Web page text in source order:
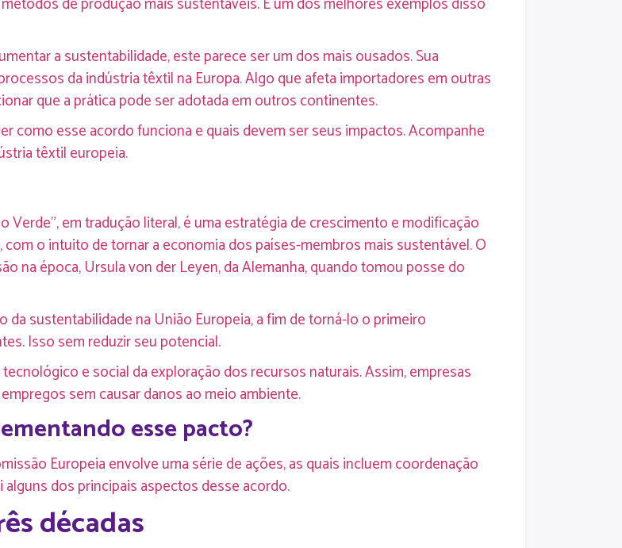
a sustentabilidade, este parece ser um dos mais ousados. Sua
da indústria têxtil na Europa. Algo que afeta importadores em outras
que a prática pode ser adotada em outros continentes.
como esse acordo funciona e quais devem ser seus impactos. Acompanhe
têxtil europeia.
Verde”, em tradução literal, é uma estratégia de crescimento e modificação
o intuito de tornar a economia dos países-membros mais sustentável. O
na época, Ursula von der Leyen, da Alemanha, quando tomou posse do
sustentabilidade na União Europeia, a fim de torná-lo o primeiro
Isso sem reduzir seu potencial.
e social da exploração dos recursos naturais. Assim, empresas
sem causar danos ao meio ambiente.
esse pacto?
Europeia envolve uma série de ações, as quais incluem coordenação
dos principais aspectos desse acordo.
décadas